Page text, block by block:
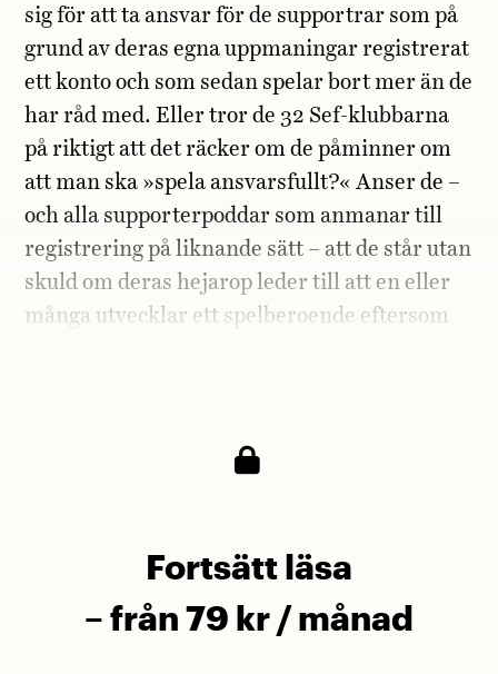
sig för att ta ansvar för de supportrar som på
grund av deras egna uppmaningar registrerat
ett konto och som sedan spelar bort mer än de
har råd med. Eller tror de 32 Sef-klubbarna
på riktigt att det räcker om de påminner om
att man ska »spela ansvarsfullt?« Anser de –
och alla supporterpoddar som anmanar till
registrering på liknande sätt – att de står utan
skuld om deras hejarop leder till att en eller
många utvecklar ett spelberoende eftersom
Fortsätt läsa
– från 79 kr / månad